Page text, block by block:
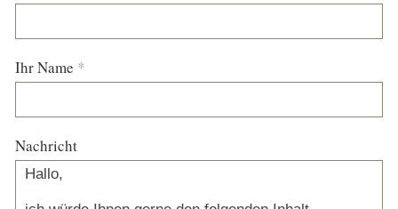
Ihr Name *
Nachricht